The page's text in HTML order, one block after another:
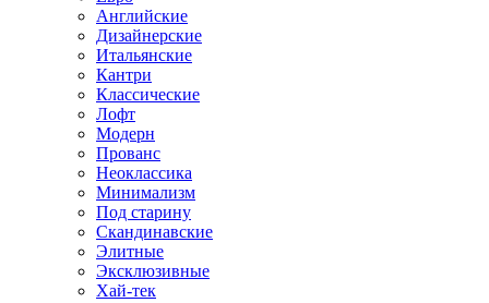
Английские
Дизайнерские
Итальянские
Кантри
Классические
Лофт
Модерн
Прованс
Неоклассика
Минимализм
Под старину
Скандинавские
Элитные
Эксклюзивные
Хай-тек